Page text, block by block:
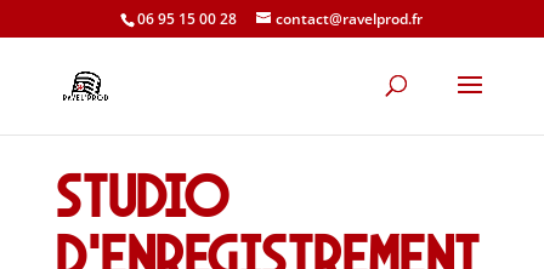
06 95 15 00 28 contact@ravelprod.fr
Studio